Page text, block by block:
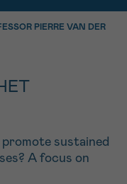
PIERRE VAN DER
promote sustained
A focus on
Bevestiging